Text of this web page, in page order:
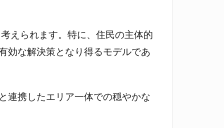
えられます。特に、住民の主体的
効な解決策となり得るモデルであ
連携したエリア一体での穏やかな